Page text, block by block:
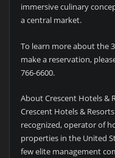
immersive culinary
a central market.
To learn more about the
make a reservation,
766-6600.
About Crescent Hotels &
Crescent Hotels &
recognized, operator of
properties in the United
few elite management